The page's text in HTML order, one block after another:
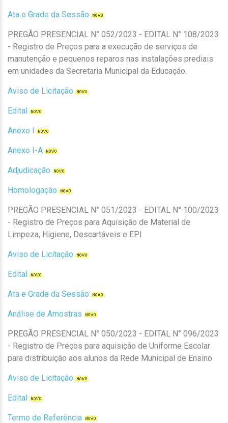
Ata e Grade da Sessão
PREGÃO PRESENCIAL N° 052/2023 - EDITAL N° 108/2023
- Registro de Preços para a execução de serviços de
manutenção e pequenos reparos nas instalações prediais
em unidades da Secretaria Municipal da Educação.
Aviso de Licitação
Edital
Anexo I
Anexo I-A
Adjudicação
Homologação
PREGÃO PRESENCIAL N° 051/2023 - EDITAL N° 100/2023
- Registro de Preços para Aquisição de Material de
Limpeza, Higiene, Descartáveis e EPI
Aviso de Licitação
Edital
Ata e Grade da Sessão
Análise de Amostras
PREGÃO PRESENCIAL N° 050/2023 - EDITAL N° 096/2023
- Registro de Preços para aquisição de Uniforme Escolar
para distribuição aos alunos da Rede Municipal de Ensino
Aviso de Licitação
Edital
Termo de Referência